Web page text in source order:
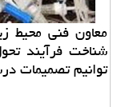
معاون فنی محیط
شناخت فرآیند
توانیم تصمیمات